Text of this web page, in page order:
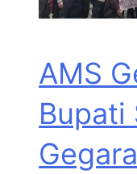
AMS
Bupati